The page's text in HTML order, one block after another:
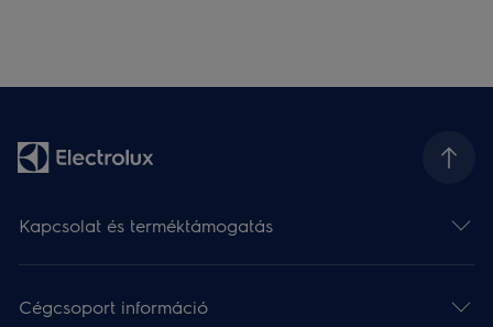
Kapcsolat és terméktámogatás
Cégcsoport információ